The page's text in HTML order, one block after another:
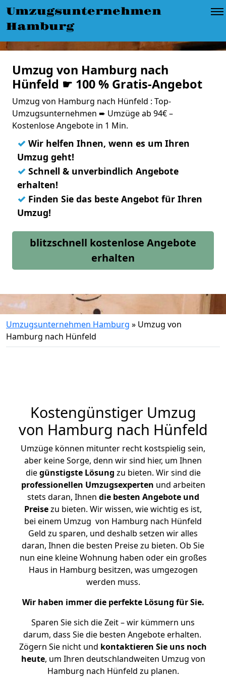
Umzugsunternehmen
Hamburg
Umzug von Hamburg nach
Hünfeld ☛ 100 % Gratis-Angebot
Umzug von Hamburg nach Hünfeld : Top-
Umzugsunternehmen ➨ Umzüge ab 94€ –
Kostenlose Angebote in 1 Min.
✓ Wir helfen Ihnen, wenn es um Ihren
Umzug geht!
✓ Schnell & unverbindlich Angebote
erhalten!
✓ Finden Sie das beste Angebot für Ihren
Umzug!
blitzschnell kostenlose Angebote
erhalten
Umzugsunternehmen Hamburg » Umzug von
Hamburg nach Hünfeld
Kostengünstiger Umzug
von Hamburg nach Hünfeld
Umzüge können mitunter recht kostspielig sein,
aber keine Sorge, denn wir sind hier, um Ihnen
diegünstigste Lösung zu bieten. Wir sind die
professionellen Umzugsexperten und arbeiten
stets daran, Ihnen die besten Angebote und
Preisezu bieten. Wir wissen, wie wichtig es ist,
bei einem Umzug von Hamburg nach Hünfeld
Geld zu sparen, und deshalb setzen wir alles
daran, Ihnen die besten Preise zu bieten. Ob Sie
nun eine kleine Wohnung haben oder ein großes
Haus in Hamburg besitzen, was umgezogen
werden muss.
Wir haben immer die perfekte Lösung für Sie.
Sparen Sie sich die Zeit – wir kümmern uns
darum, dass Sie die besten Angebote erhalten.
Zögern Sie nicht und kontaktieren Sie uns noch
heute, um Ihren deutschlandweiten Umzug von
Hamburg nach Hünfeld zu planen.